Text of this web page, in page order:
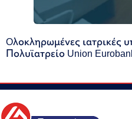
Oλοκληρωμένες ιατρικές
Πολυϊατρείο Union